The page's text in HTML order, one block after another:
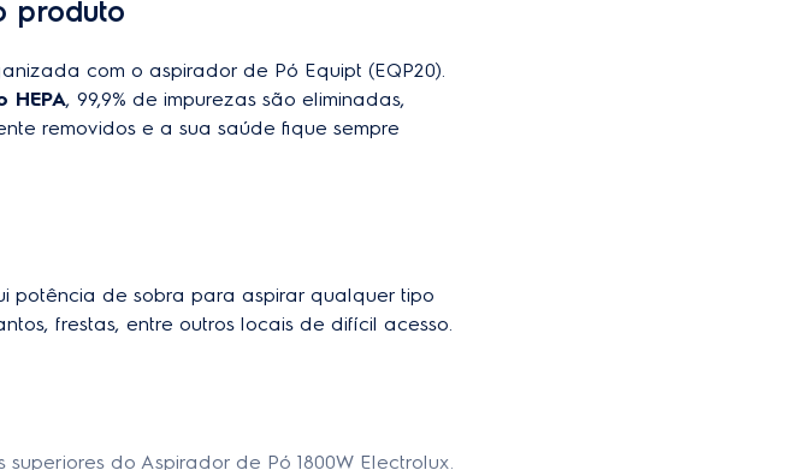
produto
com o aspirador de Pó Equipt (EQP20).
HEPA, 99,9% de impurezas são eliminadas,
removidos e a sua saúde fique sempre
potência de sobra para aspirar qualquer tipo
frestas, entre outros locais de difícil acesso.
do Aspirador de Pó 1800W Electrolux.